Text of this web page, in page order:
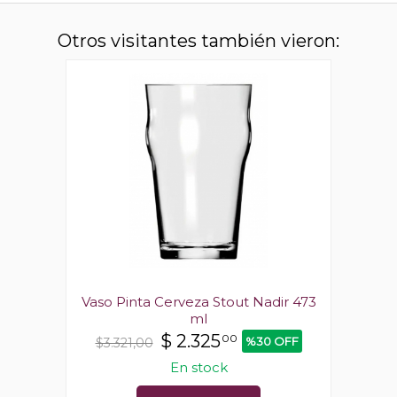
Otros visitantes también vieron:
Vaso Pinta Cerveza Stout Nadir 473
ml
$3.321,00 $ 2.32500 %30 OFF
En stock